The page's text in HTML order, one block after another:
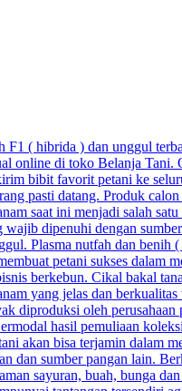
F1 ( hibrida ) dan unggul
online di toko Belanja Tani.
bibit favorit petani ke
pasti datang. Produk
saat ini menjadi salah
wajib dipenuhi dengan
Plasma nutfah dan benih
petani sukses dalam
berkebun. Cikal bakal
yang jelas dan berkualitas
diproduksi oleh perusahaan
hasil pemuliaan
akan bisa terjamin dalam
dan sumber pangan lain.
sayuran, buah, bunga